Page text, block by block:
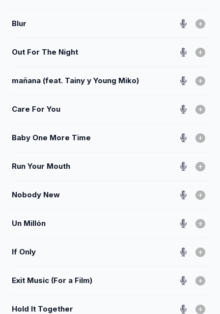
Blur
Out For The Night
mañana (feat. Tainy y Young Miko)
Care For You
Baby One More Time
Run Your Mouth
Nobody New
Un Millón
If Only
Exit Music (For a Film)
Hold It Together